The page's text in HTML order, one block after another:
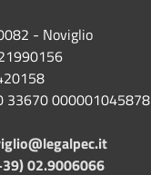
- Noviglio
33670 000001045878
02.9006066